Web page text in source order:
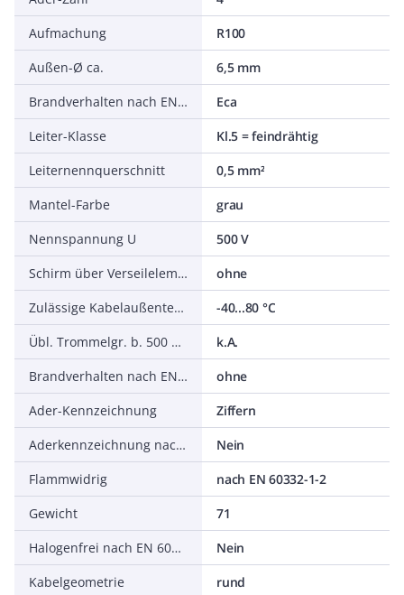
Aufmachung
R100
Außen-Ø ca.
6,5 mm
Brandverhalten nach EN 13501-6: Klasse
Eca
Leiter-Klasse
Kl.5 = feindrähtig
Leiternennquerschnitt
0,5 mm²
Mantel-Farbe
grau
Nennspannung U
500 V
Schirm über Verseilelement
ohne
Zulässige Kabelaußentemperatur nach Montage ohne Erschütterung
-40...80 °C
Übl. Trommelgr. b. 500 m Ø m
k.A.
Brandverhalten nach EN 13501-6: Abtropfverhalten
ohne
Ader-Kennzeichnung
Ziffern
Aderkennzeichnung nach HD 308 S2
Nein
Flammwidrig
nach EN 60332-1-2
Gewicht
71
Halogenfrei nach EN 60754-1/2
Nein
Kabelgeometrie
rund